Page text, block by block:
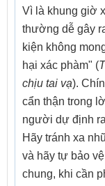
Vì là khung giờ
thường dễ gây
kiện không
hại xác phàm" (
chịu tai vạ).
cẩn thận trong
người dự định
Hãy tránh xa
và hãy tự bảo
chung, khi cần